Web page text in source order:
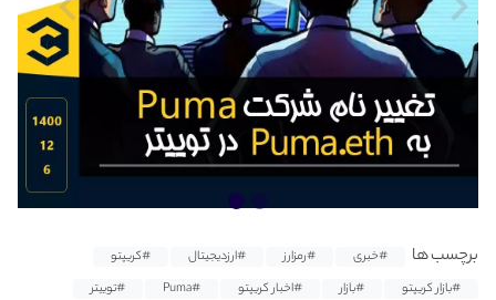
برچسب ها #خبری #رمزارز #ارزدیجیتال
#کریپتو
#بازار کریپتو
#بازار #اخبار کریپتو #Puma #توییتر